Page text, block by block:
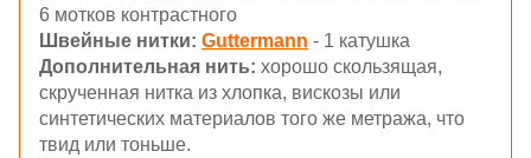
6 мотков контрастного
Швейные нитки: Guttermann - 1 катушка
Дополнительная нить: хорошо скользящая,
скрученная нитка из хлопка, вискозы или
синтетических материалов того же метража, что
твид или тоньше.